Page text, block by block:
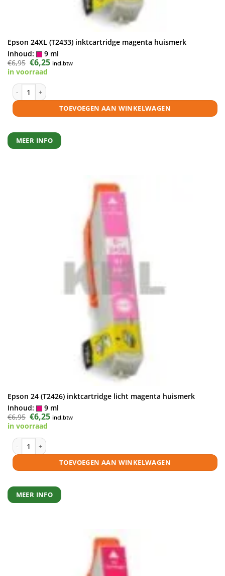
Epson 24XL (T2433) inktcartridge magenta huismerk
Inhoud:
9 ml
€6,95 Oorspronkelijke
prijs
was:
€6,25Huidige
prijs
incl.btw
in voorraad
Epson 24XL (T2433) inktcartridge magenta huismerk aantal
TOEVOEGEN AAN WINKELWAGEN
MEER INFO
Epson 24 (T2426) inktcartridge licht magenta huismerk
Inhoud:
9 ml
€6,95 Oorspronkelijke
prijs
was:
€6,25Huidige
prijs
incl.btw
in voorraad
Epson 24 (T2426) inktcartridge licht magenta huismerk aantal
TOEVOEGEN AAN WINKELWAGEN
MEER INFO